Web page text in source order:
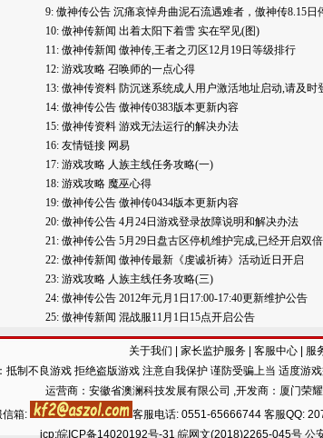
9: 傲神传公告 沉痛哀悼舟曲泥石流遇难者，傲神传8.15日
10: 傲神传新闻 出着太阳下着雪 实在罕见(图)
11: 傲神传新闻 傲神传,王者之刃区12月19日等级排行
12: 游戏攻略 召唤师的一点心得
13: 傲神传资料 防沉迷系统成人用户激活地址启动,请及时
14: 傲神传公告 傲神传0383版本更新内容
15: 傲神传资料 游戏无法运行的解决办法
16: 友情链接 网易
17: 游戏攻略 人族主线任务攻略(一)
18: 游戏攻略 魔巫心得
19: 傲神传公告 傲神传0434版本更新内容
20: 傲神传公告 4月24日游戏登录故障说明和解决办法
21: 傲神传公告 5月29日盘古区停机维护完成,已经开启双
22: 傲神传新闻 傲神传最新《虔诚祈祷》活动近日开启
23: 游戏攻略 人族主线任务攻略(三)
24: 傲神传公告 2012年元月1日17:00-17:40更新维护公告
25: 傲神传新闻 混战服11月1日15点开启公告
关于我们 家长监护服务| 客服中心|
服
抵制不良游戏 拒绝盗版游戏 注意自我保护 谨防受骗上当 适度游
运营商：安徽省澳澜科技发展有限公司 ,开发商：厦门荣
信箱:
客服电话: 0551-65666744 客服QQ:
icp:皖ICP备14020192号-31 皖网文(2018)2265-045号 公